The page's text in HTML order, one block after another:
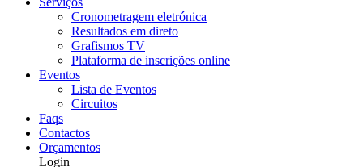
Cronometragem eletrónica
Resultados em direto
Grafismos TV
Plataforma de inscrições online
Eventos
Lista de Eventos
Circuitos
Faqs
Contactos
Orçamentos
Login